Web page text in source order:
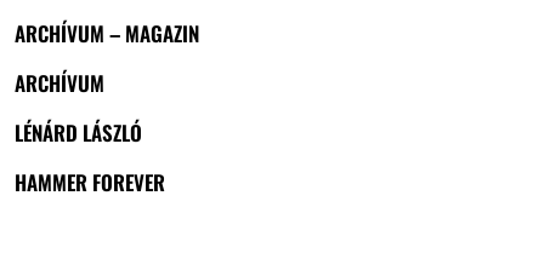
ARCHÍVUM – MAGAZIN
ARCHÍVUM
LÉNÁRD LÁSZLÓ
HAMMER FOREVER